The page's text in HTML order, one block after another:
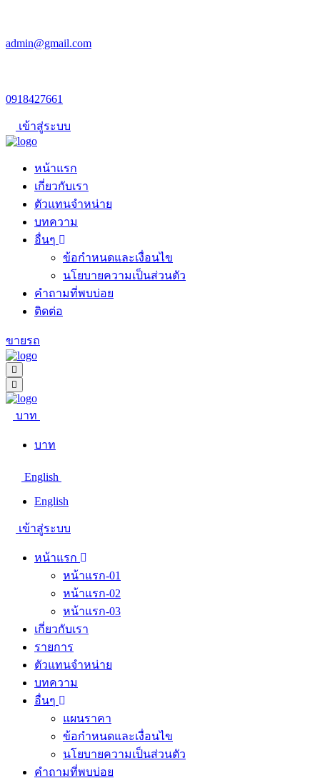
admin@gmail.com
0918427661
เข้าสู่ระบบ
หน้าแรก
เกี่ยวกับเรา
ตัวแทนจำหน่าย
บทความ
อื่นๆ
ข้อกำหนดและเงื่อนไข
นโยบายความเป็นส่วนตัว
คำถามที่พบบ่อย
ติดต่อ
ขายรถ
บาท
บาท
English
English
เข้าสู่ระบบ
หน้าแรก
หน้าแรก-01
หน้าแรก-02
หน้าแรก-03
เกี่ยวกับเรา
รายการ
ตัวแทนจำหน่าย
บทความ
อื่นๆ
แผนราคา
ข้อกำหนดและเงื่อนไข
นโยบายความเป็นส่วนตัว
คำถามที่พบบ่อย